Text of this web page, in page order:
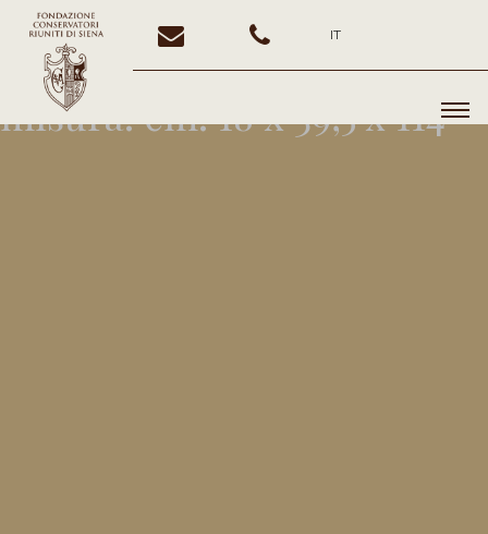
IT
misura:cm. 18 x 39,5 x 114